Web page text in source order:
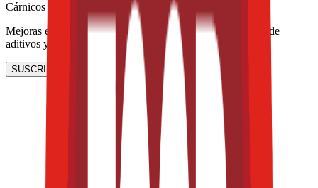
Cárnicos y derivados
Mejoras en procesamiento y envasado de carne, reducción de
aditivos y sustentabilidad.
SUSCRIBIRME AHORA